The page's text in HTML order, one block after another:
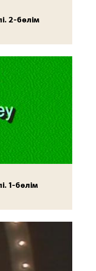
2-бөлім
1-бөлім